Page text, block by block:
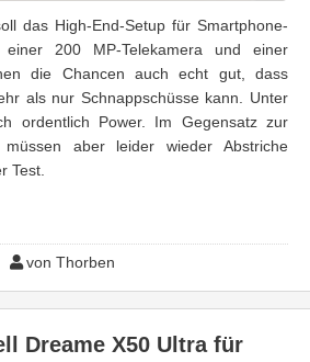
das High-End-Setup für Smartphone-
200 MP-Telekamera und einer
die Chancen auch echt gut, dass
als nur Schnappschüsse kann. Unter
ordentlich Power. Im Gegensatz zur
müssen aber leider wieder Abstriche
Test.
von Thorben
Dreame X50 Ultra für